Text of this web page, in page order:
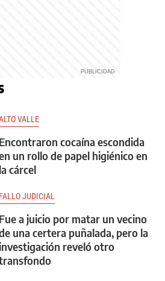
VALLE
Encontraron cocaína escondida
un rollo de papel higiénico en
la cárcel
FALLO JUDICIAL
Fue a juicio por matar un vecino
una certera puñalada, pero la
reveló otro